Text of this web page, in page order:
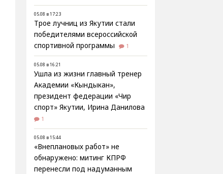
05.08 в 17:23
Трое лучниц из Якутии стали
победителями всероссийской
спортивной программы
1
05.08 в 16:21
Ушла из жизни главный тренер
Академии «Кындыкан»,
президент федерации «Чир
спорт» Якутии, Ирина Данилова
1
05.08 в 15:44
«Внеплановых работ» не
обнаружено: митинг КПРФ
перенесли под надуманным